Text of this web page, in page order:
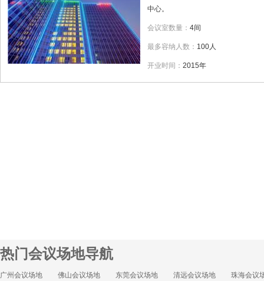
中心。
会议室数量： 4间
最多容纳人数： 100人
开业时间： 2015年
热门会议场地导航
广州会议场地 佛山会议场地 东莞会议场地 清远会议场地
珠海会议